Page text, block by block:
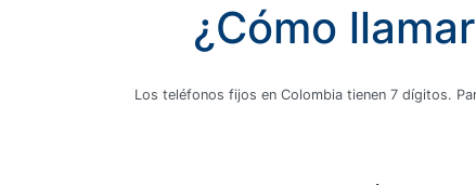
¿Cómo
Los teléfonos fijos en Colombia tienen 7 dígitos.